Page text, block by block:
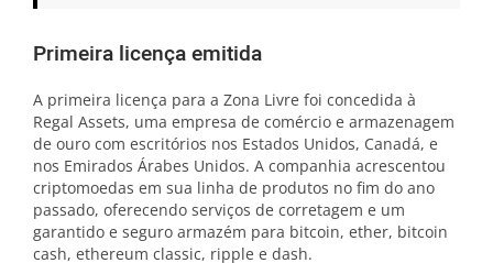
Primeira licença emitida
A primeira licença para a Zona Livre foi concedida à
Regal Assets, uma empresa de comércio e armazenagem
de ouro com escritórios nos Estados Unidos, Canadá, e
nos Emirados Árabes Unidos. A companhia acrescentou
criptomoedas em sua linha de produtos no fim do ano
passado, oferecendo serviços de corretagem e um
garantido e seguro armazém para bitcoin, ether, bitcoin
cash, ethereum classic, ripple e dash.